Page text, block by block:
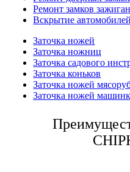
Ремонт замков
Вскрытие автомобилей
Заточка ножей
Заточка ножниц
Заточка садового
Заточка коньков
Заточка ножей
Заточка ножей